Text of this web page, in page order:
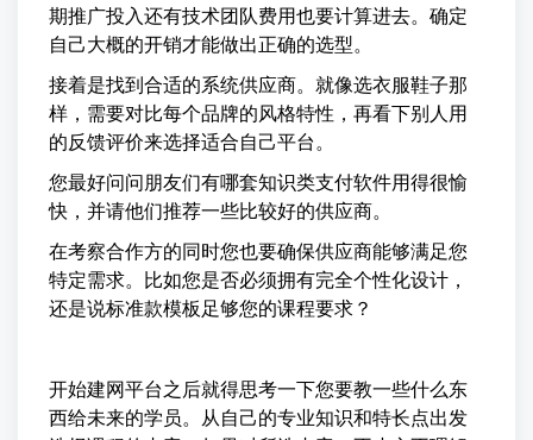
期推广投入还有技术团队费用也要计算进去。确定
自己大概的开销才能做出正确的选型。
接着是找到合适的系统供应商。就像选衣服鞋子那
样，需要对比每个品牌的风格特性，再看下别人用
的反馈评价来选择适合自己平台。
您最好问问朋友们有哪套知识类支付软件用得很愉
快，并请他们推荐一些比较好的供应商。
在考察合作方的同时您也要确保供应商能够满足您
特定需求。比如您是否必须拥有完全个性化设计，
还是说标准款模板足够您的课程要求？
开始建网平台之后就得思考一下您要教一些什么东
西给未来的学员。从自己的专业知识和特长点出发